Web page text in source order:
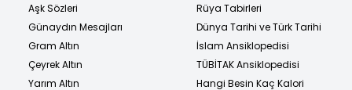
Aşk Sözleri
Günaydın Mesajları
Gram Altın
Çeyrek Altın
Yarım Altın
Rüya Tabirleri
Dünya Tarihi ve Türk Tarihi
İslam Ansiklopedisi
TÜBİTAK Ansiklopedisi
Hangi Besin Kaç Kalori